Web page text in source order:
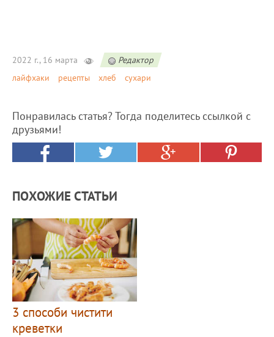
2022 г., 16 марта
Редактор
лайфхаки
рецепты хлеб сухари
Понравилась статья? Тогда поделитесь ссылкой с
друзьями!
ПОХОЖИЕ СТАТЬИ
3 способи чистити
креветки